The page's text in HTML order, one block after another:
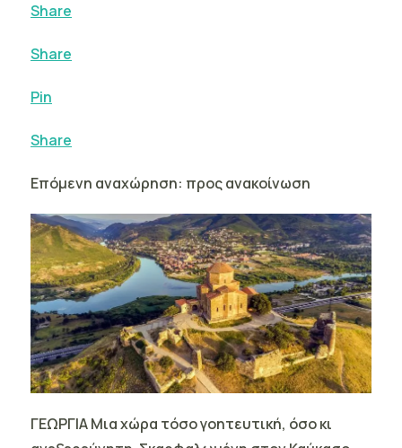
Share
Share
Pin
Share
Επόμενη αναχώρηση: προς ανακοίνωση
ΓΕΩΡΓΙΑ Μια χώρα τόσο γοητευτική, όσο κι